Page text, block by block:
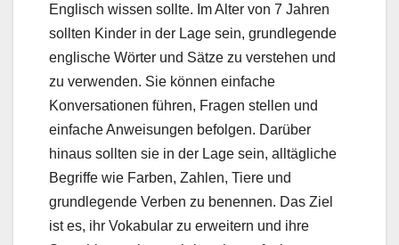
Englisch wissen sollte. Im Alter von 7 Jahren
sollten Kinder in der Lage sein, grundlegende
englische Wörter und Sätze zu verstehen und
zu verwenden. Sie können einfache
Konversationen führen, Fragen stellen und
einfache Anweisungen befolgen. Darüber
hinaus sollten sie in der Lage sein, alltägliche
Begriffe wie Farben, Zahlen, Tiere und
grundlegende Verben zu benennen. Das Ziel
ist es, ihr Vokabular zu erweitern und ihre